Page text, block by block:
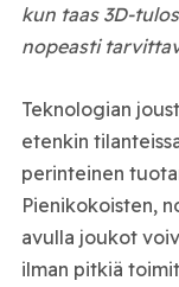
kun taas 3D-
nopeasti
Teknologian
etenkin
perinteinen
Pienikokoisten,
avulla joukot
ilman pitkiä